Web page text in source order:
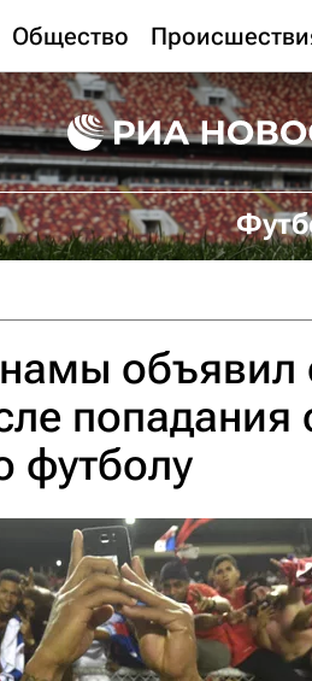
Общество
объявил
попадания
футболу